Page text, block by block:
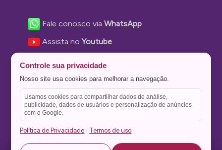
Fale conosco viaWhatsApp
Assista noYoutube
Nos siga no Instagram
Nos siga noTwitter
Salve no
Controle sua privacidade
Nosso site usa cookies para melhorar a navegação.
Usamos cookies para compartilhar dados de análise,
publicidade, dados de usuários e personalização de anúncios
com o Google.
Política de Privacidade · Termos de uso